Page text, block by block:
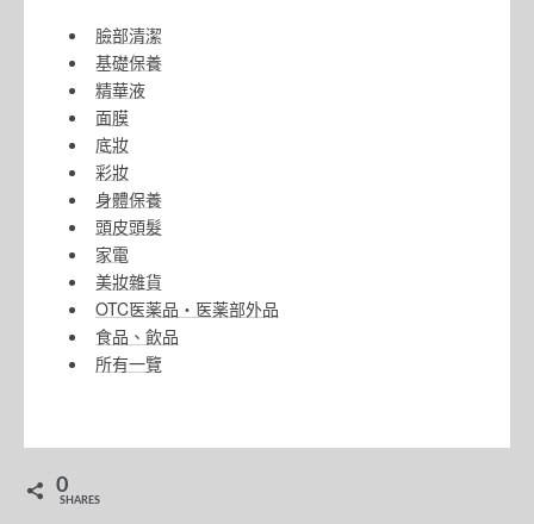
臉部清潔
基礎保養
精華液
面膜
底妝
彩妝
身體保養
頭皮頭髮
家電
美妝雜貨
OTC医薬品・医薬部外品
食品、飲品
所有一覽
0
SHARES